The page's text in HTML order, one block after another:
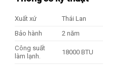
Xuất xứ
Thái Lan
Bảo hành
2 năm
Công suất
làm lạnh.
18000 BTU